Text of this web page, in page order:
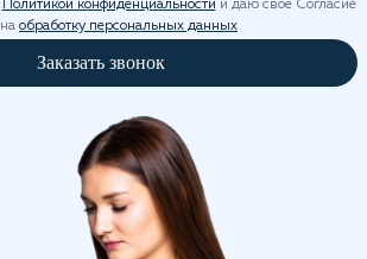
Политикой конфиденциальности и даю свое Согласие
на обработку персональных данных
Заказать звонок